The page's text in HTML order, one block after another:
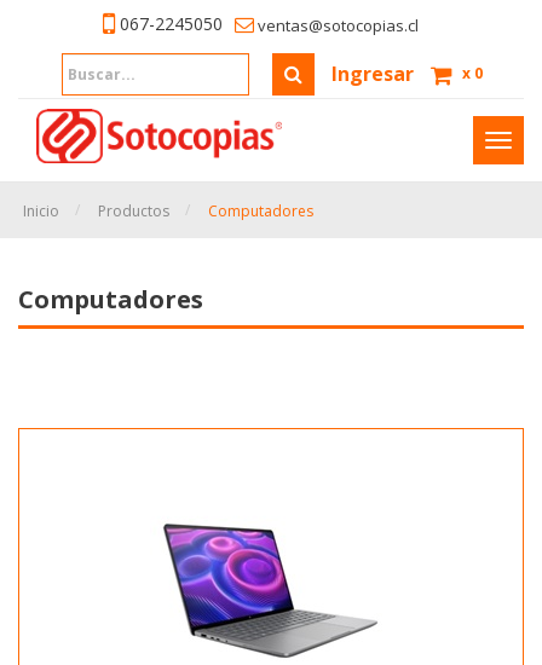
067-2245050 ventas@sotocopias.cl
Ingresar x 0
Inicio Productos Computadores
Computadores